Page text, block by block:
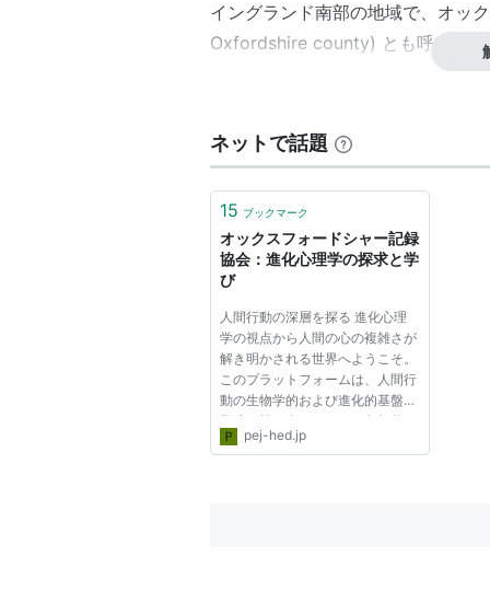
イングランド南部の地域で、オッ
Oxfordshire county) とも呼ばれる
ネットで話題
15 ブックマーク
オックスフォードシャー記録
協会：進化心理学の探求と学
び
人間行動の深層を探る 進化心理
学の視点から人間の心の複雑さが
解き明かされる世界へようこそ。
このプラットフォームは、人間行
動の生物学的および進化的基盤に
興味を持つ人々のための包括的な
リソースとして機能し、科学と日
pej-hed.jp